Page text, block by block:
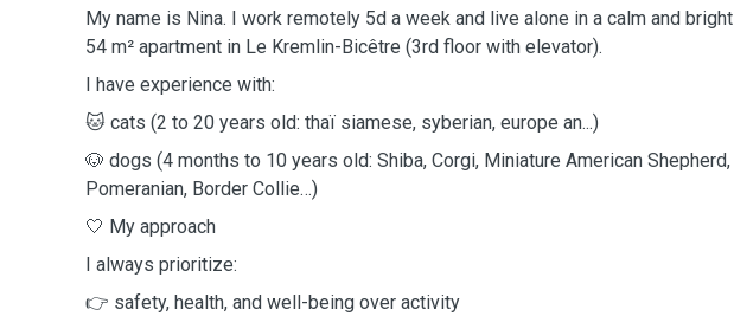
My name is Nina. I work remotely 5d a week and live alone in a calm and bright
54 m² apartment in Le Kremlin-Bicêtre (3rd floor with elevator).
I have experience with:
🐱 cats (2 to 20 years old: thaï siamese, syberian, europe an...)
🐶 dogs (4 months to 10 years old: Shiba, Corgi, Miniature American Shepherd,
Pomeranian, Border Collie…)
🤍 My approach
I always prioritize:
👉 safety, health, and well-being over activity